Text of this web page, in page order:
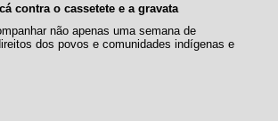
contra o cassetete e a gravata
não apenas uma semana de
dos povos e comunidades indígenas e